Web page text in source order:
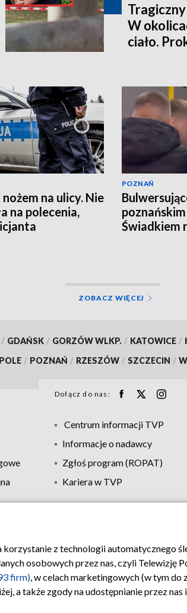
W
ciało.
na ulicy. Nie
na polecenia,
POZNAŃ
Świadkiem
ZOBACZ WIĘCEJ
/ GDAŃSK / GORZÓW WLKP. / KATOWICE /
/ POZNAŃ / RZESZÓW / SZCZECIN /
Dołącz do nas:
Centrum informacji TVP
Informacje o nadawcy
Zgłoś program (ROPAT)
Kariera w TVP
prywatności Moje zgody Pomoc
z technologii automatycznego
osobowych przez nas, czyli Telewizję
firm), w celach marketingowych (w tym
a także zgody na udostępnianie przez